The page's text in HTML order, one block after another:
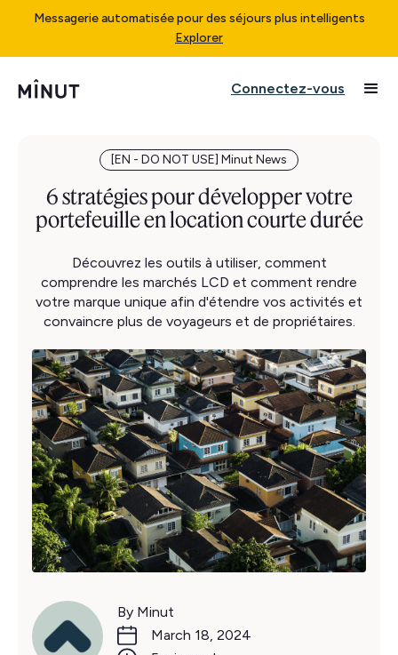
Messagerie automatisée pour des séjours plus intelligents
Explorer
Connectez-vous
[EN - DO NOT USE] Minut News
6 stratégies pour développer votre
portefeuille en location courte durée
Découvrez les outils à utiliser, comment
comprendre les marchés LCD et comment rendre
votre marque unique afin d'étendre vos activités et
convaincre plus de voyageurs et de propriétaires.
By Minut
March 18, 2024